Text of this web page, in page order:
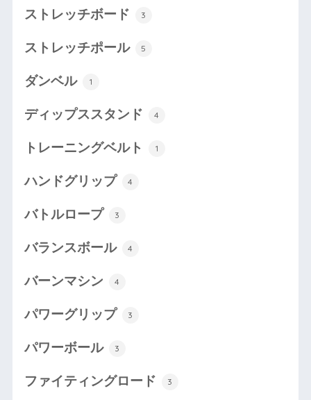
ストレッチボード 3
ストレッチポール 5
ダンベル 1
ディップススタンド 4
トレーニングベルト 1
ハンドグリップ 4
バトルロープ 3
バランスボール 4
バーンマシン 4
パワーグリップ 3
パワーボール 3
ファイティングロード 3